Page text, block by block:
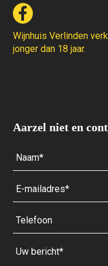
Wijnhuis Verlinden
jonger dan 18 jaar.
Aarzel niet en